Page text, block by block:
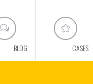
BLOG CASES